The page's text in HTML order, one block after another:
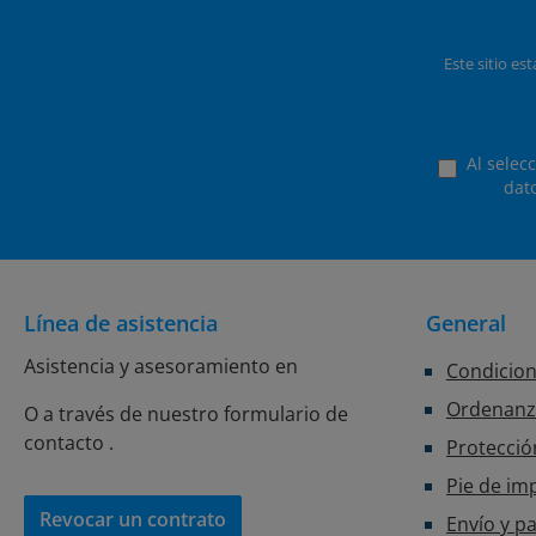
Este sitio
Al
Línea de asistencia
Asistencia y asesoramiento en
O a través de nuestro formulario de
contacto .
Revocar un contrato
General
Pie de
Envío y